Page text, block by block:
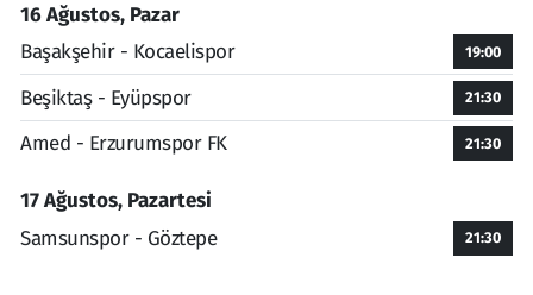
16 Ağustos, Pazar
Başakşehir - Kocaelispor
19:00
Beşiktaş - Eyüpspor 21:30
Amed - Erzurumspor FK 21:30
17 Ağustos, Pazartesi
Samsunspor - Göztepe
21:30